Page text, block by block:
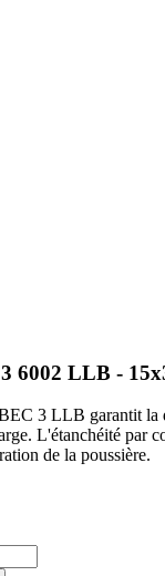
6002 LLB -
3 LLB garantit la
L'étanchéité par
de la poussière.